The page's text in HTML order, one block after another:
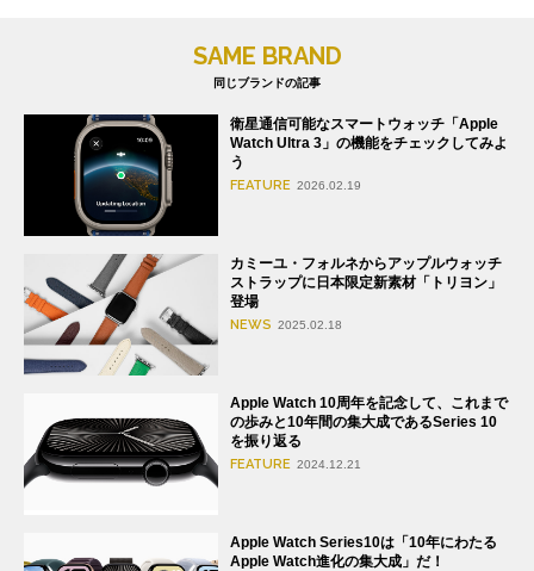
SAME BRAND
同じブランドの記事
衛星通信可能なスマートウォッチ「Apple
Watch Ultra 3」の機能をチェックしてみよ
う
FEATURE 2026.02.19
カミーユ・フォルネからアップルウォッチ
ストラップに日本限定新素材「トリヨン」
登場
NEWS 2025.02.18
Apple Watch 10周年を記念して、これまで
の歩みと10年間の集大成であるSeries 10
を振り返る
FEATURE 2024.12.21
Apple Watch Series10は「10年にわたる
Apple Watch進化の集大成」だ！